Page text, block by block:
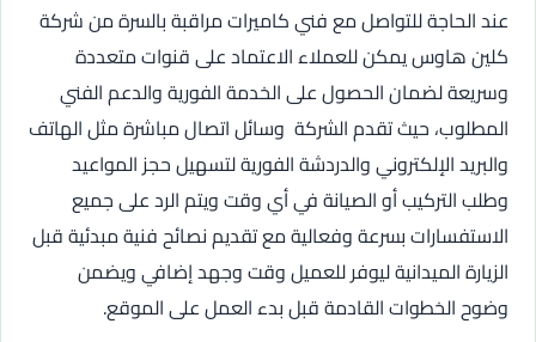
عند الحاجة للتواصل مع فني كاميرات مراقبة بالسرة من شركة
كلين هاوس يمكن للعملاء الاعتماد على قنوات متعددة
وسريعة لضمان الحصول على الخدمة الفورية والدعم الفني
المطلوب، حيث تقدم الشركة وسائل اتصال مباشرة مثل الهاتف
والبريد الإلكتروني والدردشة الفورية لتسهيل حجز المواعيد
وطلب التركيب أو الصيانة في أي وقت ويتم الرد على جميع
الاستفسارات بسرعة وفعالية مع تقديم نصائح فنية مبدئية قبل
الزيارة الميدانية ليوفر للعميل وقت وجهد إضافي ويضمن
وضوح الخطوات القادمة قبل بدء العمل على الموقع.